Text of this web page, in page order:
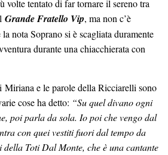
volte tentato di far tornare il sereno tra
Grande Fratello Vip, ma non c’è
nota Soprano si è scagliata duramente
durante una chiacchierata con
Miriana e le parole della Ricciarelli sono
cose ha detto: “Su quel divano ogni
poi parla da sola. Io poi che vengo dal
con quei vestiti fuori dal tempo da
Toti Dal Monte, che è una cantante